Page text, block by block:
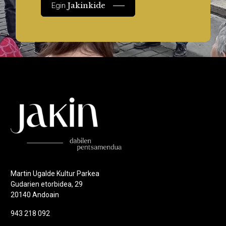
EginJakinkide
Martin Ugalde Kultur Parkea
Gudarien etorbidea, 29
20140 Andoain
943 218 092